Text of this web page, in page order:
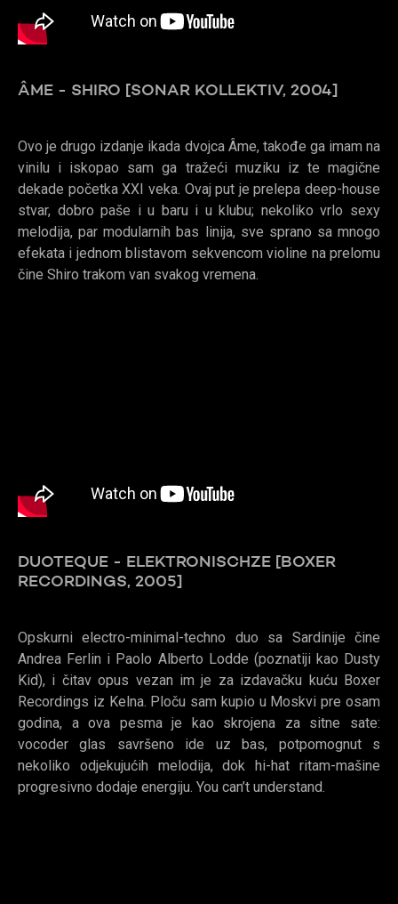
ÂME - SHIRO [SONAR KOLLEKTIV, 2004]
Ovo je drugo izdanje ikada dvojca Âme, takođe ga imam na
vinilu i iskopao sam ga tražeći muziku iz te magične
dekade početka XXI veka. Ovaj put je prelepa deep-house
stvar, dobro paše i u baru i u klubu; nekoliko vrlo sexy
melodija, par modularnih bas linija, sve sprano sa mnogo
efekata i jednom blistavom sekvencom violine na prelomu
čine Shiro trakom van svakog vremena.
DUOTEQUE - ELEKTRONISCHZE [BOXER
RECORDINGS, 2005]
Opskurni electro-minimal-techno duo sa Sardinije čine
Andrea Ferlin i Paolo Alberto Lodde (poznatiji kao Dusty
Kid), i čitav opus vezan im je za izdavačku kuću Boxer
Recordings iz Kelna. Ploču sam kupio u Moskvi pre osam
godina, a ova pesma je kao skrojena za sitne sate:
vocoder glas savršeno ide uz bas, potpomognut s
nekoliko odjekujućih melodija, dok hi-hat ritam-mašine
progresivno dodaje energiju. You can’t understand.